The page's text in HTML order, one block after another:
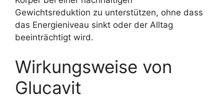
Gewichtsreduktion zu unterstützen, ohne dass
das Energieniveau sinkt oder der Alltag
beeinträchtigt wird.
Wirkungsweise von
Glucavit